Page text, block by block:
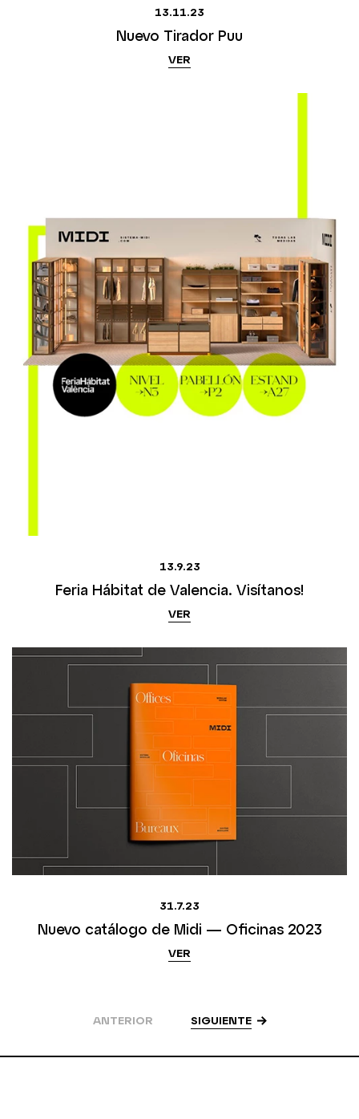
13.11.23
Nuevo Tirador Puu
VER
13.9.23
Feria Hábitat de Valencia. Visítanos!
VER
31.7.23
Nuevo catálogo de Midi — Oficinas 2023
VER
ANTERIOR SIGUIENTE